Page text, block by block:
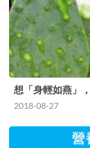
想「身輕如燕」
2018-08-27